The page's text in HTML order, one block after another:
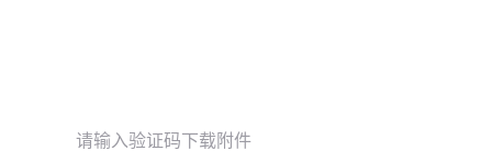
请输入验证码下载附件